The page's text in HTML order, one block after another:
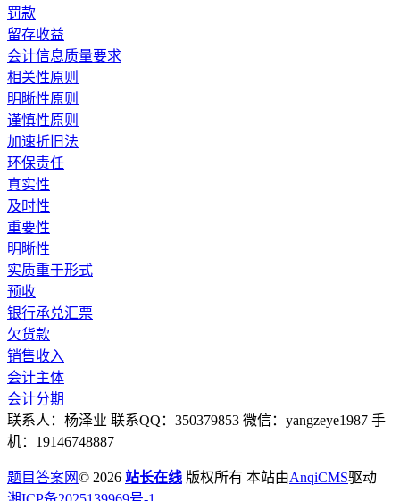
罚款
留存收益
会计信息质量要求
相关性原则
明晰性原则
谨慎性原则
加速折旧法
环保责任
真实性
及时性
重要性
明晰性
实质重于形式
预收
银行承兑汇票
欠货款
销售收入
会计主体
会计分期
联系人：杨泽业 联系QQ：350379853 微信：yangzeye1987 手
机：19146748887
题目答案网© 2026 站长在线 版权所有 本站由AnqiCMS驱动